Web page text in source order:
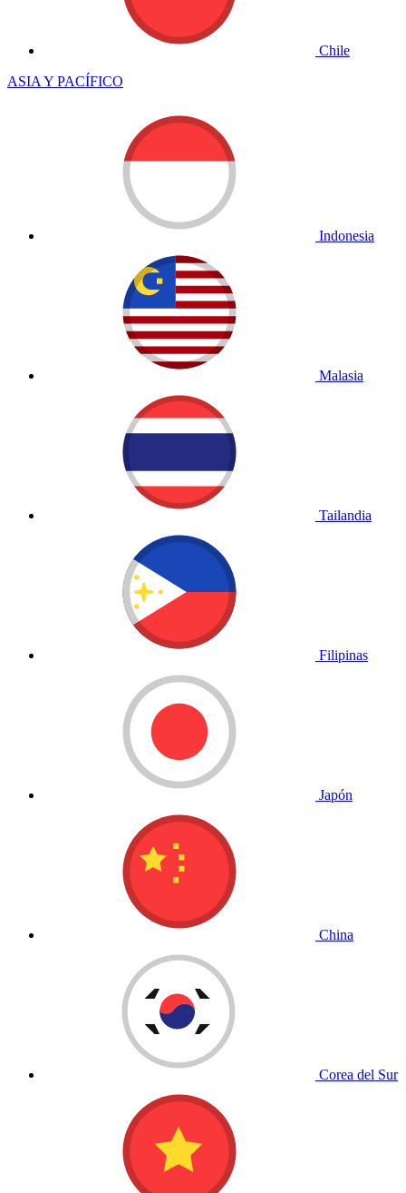
Chile
ASIA Y PACÍFICO
Indonesia
Malasia
Tailandia
Filipinas
Japón
China
Corea del Sur